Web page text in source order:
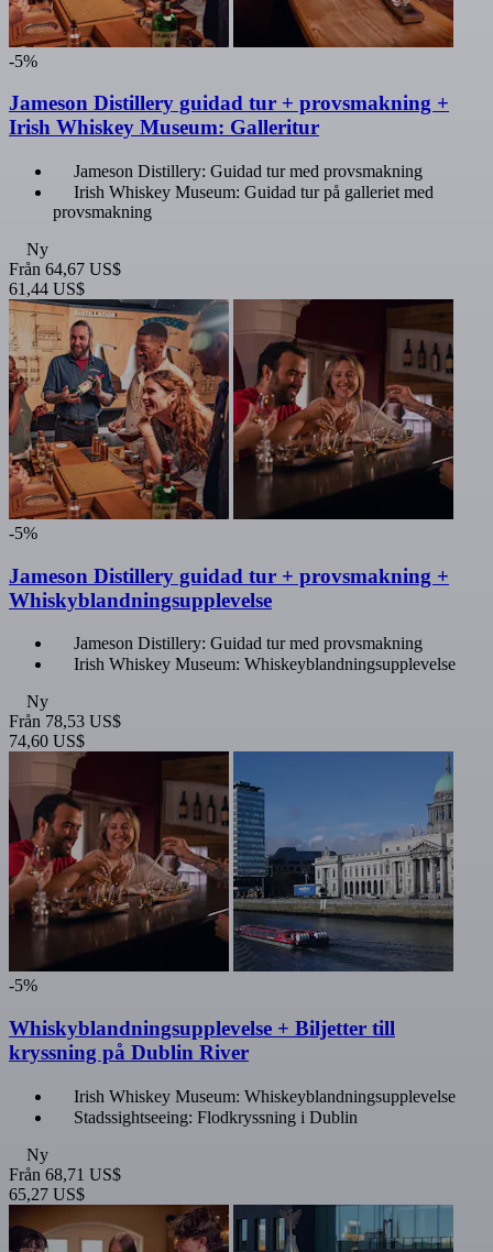
-5%
Jameson Distillery guidad tur + provsmakning +
Irish Whiskey Museum: Galleritur
Jameson Distillery: Guidad tur med provsmakning
Irish Whiskey Museum: Guidad tur på galleriet med
provsmakning
Ny
Från 64,67 US$
61,44 US$
-5%
Jameson Distillery guidad tur + provsmakning +
Whiskyblandningsupplevelse
Jameson Distillery: Guidad tur med provsmakning
Irish Whiskey Museum: Whiskeyblandningsupplevelse
Ny
Från 78,53 US$
74,60 US$
-5%
Whiskyblandningsupplevelse + Biljetter till
kryssning på Dublin River
Irish Whiskey Museum: Whiskeyblandningsupplevelse
Stadssightseeing: Flodkryssning i Dublin
Ny
Från 68,71 US$
65,27 US$